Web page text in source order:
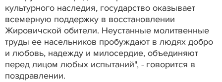
культурного наследия, государство оказывает
всемерную поддержку в восстановлении
Жировичской обители. Неустанные молитвенные
труды ее насельников пробуждают в людях добро
и любовь, надежду и милосердие, объединяют
перед лицом любых испытаний", - говорится в
поздравлении.